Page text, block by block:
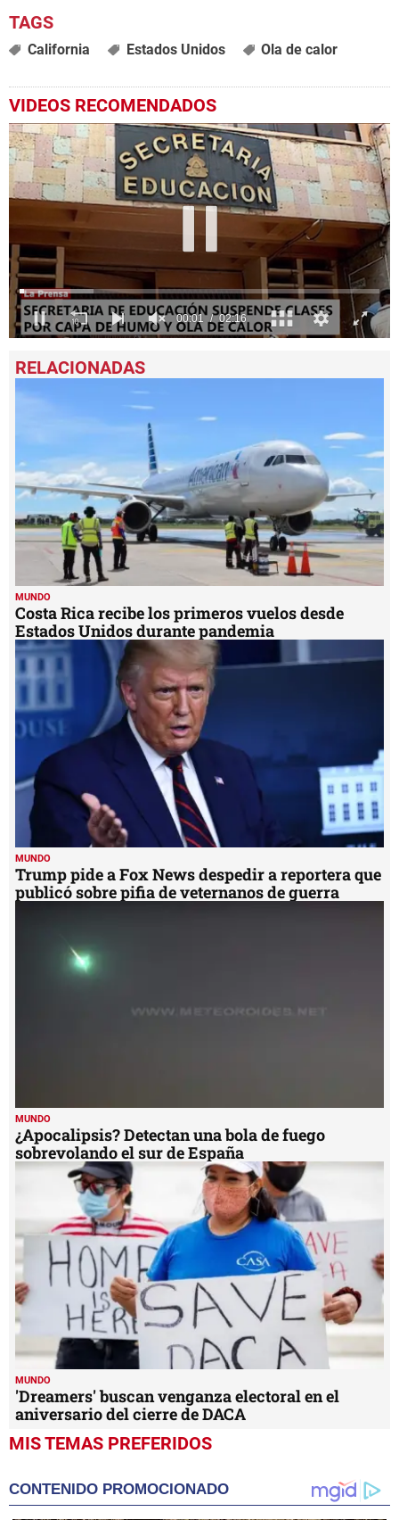
California Estados Unidos Ola de calor
VIDEOS RECOMENDADOS
seconds
of
minutes,
MUNDO
Costa Rica recibe los primeros vuelos desde
Estados Unidos durante pandemia
MUNDO
Trump pide a Fox News despedir a reportera que
publicó sobre pifia de veternanos de guerra
MUNDO
¿Apocalipsis? Detectan una bola de fuego
sobrevolando el sur de España
MUNDO
'Dreamers' buscan venganza electoral en el
aniversario del cierre de DACA
MIS TEMAS PREFERIDOS
CONTENIDO PROMOCIONADO